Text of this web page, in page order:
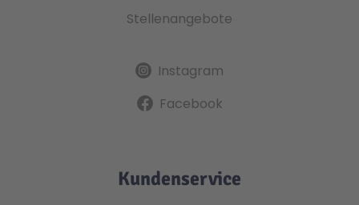
Stellenangebote
Instagram
Facebook
Kundenservice